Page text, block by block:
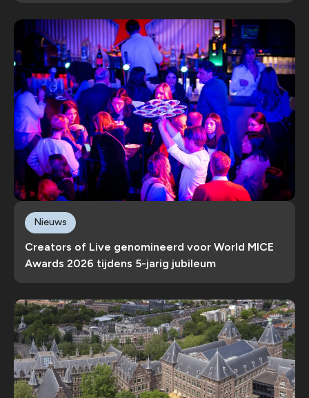
Creators of Live genomineerd voor World MICE
Awards 2026 tijdens 5-jarig jubileum
Nieuws